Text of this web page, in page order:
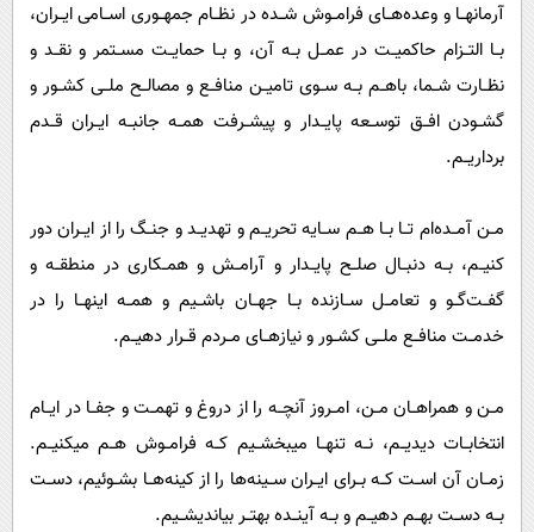
آرمانهــا و وعده‌هــای فرامــوش شــده در نظــام جمهــوری اســامی ایــران،
بــا التــزام حاکمیــت در عمــل بــه آن، و بــا حمایــت مســتمر و نقــد و
نظــارت شــما، باهــم بــه ســوی تامیــن منافــع و مصالــح ملــی کشــور و
گشــودن افــق توســعه پایــدار و پیشــرفت همــه جانبــه ایــران قــدم
برداریــم.
مــن آمــده‌ام تــا بــا هــم ســایه تحریــم و تهدیــد و جنــگ را از ایــران دور
کنیــم، بــه دنبــال صلــح پایــدار و آرامــش و همــکاری در منطقــه و
گفــت‌گــو و تعامــل ســازنده بــا جهــان باشــیم و همــه اینهــا را در
خدمــت منافــع ملــی کشــور و نیازهــای مــردم قــرار دهیــم.
مــن و همراهــان مــن، امــروز آنچــه را از دروغ و تهمــت و جفــا در ایــام
انتخابــات دیدیــم، نــه تنهــا میبخشــیم کــه فرامــوش هــم میکنیــم.
زمــان آن اســت کــه بــرای ایــران ســینه‌ها را از کینه‌هــا بشــوئیم، دســت
بــه دســت بهــم دهیــم و بــه آینــده بهتــر بیاندیشــیم.